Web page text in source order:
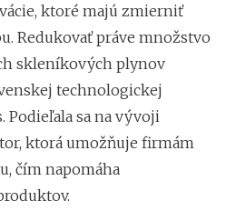
ktoré majú zmierniť
Redukovať práve množstvo
skleníkových plynov
technologickej
Podieľala sa na vývoji
ktorá umožňuje firmám
čím napomáha